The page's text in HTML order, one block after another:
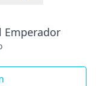
Emperador